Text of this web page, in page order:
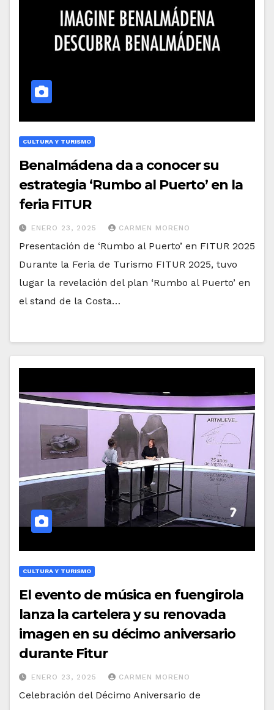
CULTURA Y TURISMO
Benalmádena da a conocer su
estrategia ‘Rumbo al Puerto’ en la
feria FITUR
ENERO 23, 2025 CARMEN MORENO
Presentación de ‘Rumbo al Puerto’ en FITUR 2025
Durante la Feria de Turismo FITUR 2025, tuvo
lugar la revelación del plan ‘Rumbo al Puerto’ en
el stand de la Costa…
CULTURA Y TURISMO
El evento de música en fuengirola
lanza la cartelera y su renovada
imagen en su décimo aniversario
durante Fitur
ENERO 23, 2025 CARMEN MORENO
Celebración del Décimo Aniversario de